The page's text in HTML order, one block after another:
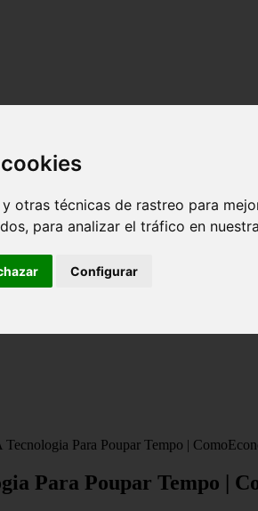
otras técnicas de rastreo para
para analizar el tráfico en
Configurar
Tecnologia Para Poupar Tempo |
Para Poupar Tempo |